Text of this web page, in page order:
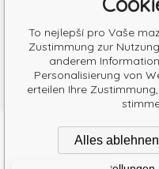
Česká republika
Handelsregister Nr.:
Steuernum.: SK2120864328
Copyright ©
Alle
To nejlepší pro Vaše
Zustimmung zur
anderem
Personalisierung von
erteilen Ihre
Alles ablehnen